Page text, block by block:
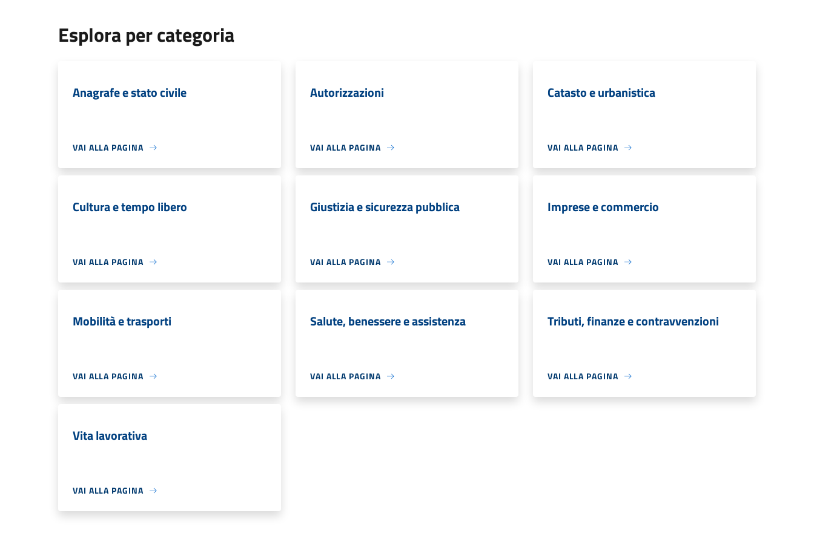
Esplora per categoria
Anagrafe e stato civile
VAI ALLA PAGINA
Autorizzazioni
VAI ALLA PAGINA
Catasto e urbanistica
VAI ALLA PAGINA
Cultura e tempo libero
VAI ALLA PAGINA
Giustizia e sicurezza pubblica
VAI ALLA PAGINA
Imprese e commercio
VAI ALLA PAGINA
Mobilità e trasporti
VAI ALLA PAGINA
Salute, benessere e assistenza
VAI ALLA PAGINA
Tributi, finanze e contravvenzioni
VAI ALLA PAGINA
Vita lavorativa
VAI ALLA PAGINA